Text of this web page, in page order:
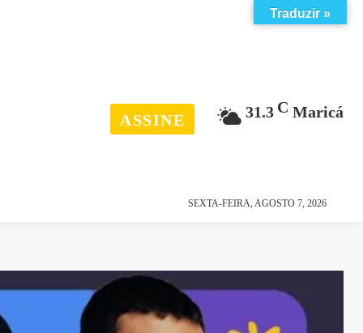
31.3 C Maricá
ASSINE
SEXTA-FEIRA, AGOSTO 7, 2026
Traduzir »